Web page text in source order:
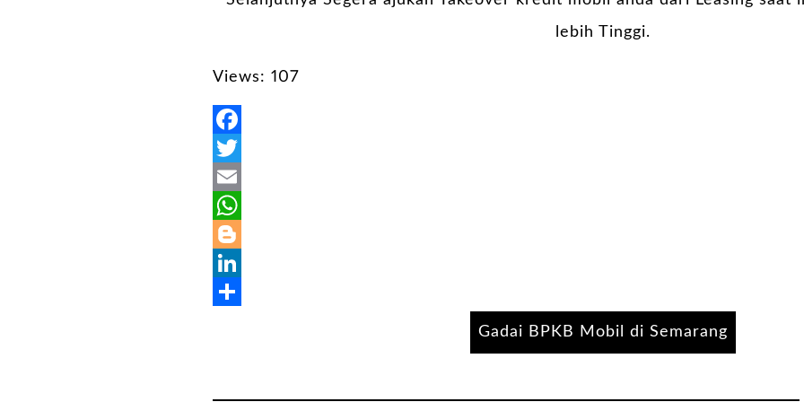
lebih Tinggi.
Views: 107
Facebook
Twitter
Email
WhatsApp
Blogger
LinkedIn
Gadai BPKB Mobil di Semarang